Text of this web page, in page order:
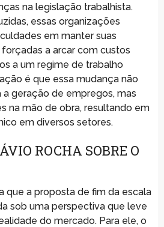
na legislação trabalhista.
essas organizações
em manter suas
a arcar com custos
a um regime de trabalho
é que essa mudança não
geração de empregos, mas
na mão de obra, resultando em
em diversos setores.
ROCHA SOBRE O
que a proposta de fim da escala
sob uma perspectiva que leve
do mercado. Para ele, o